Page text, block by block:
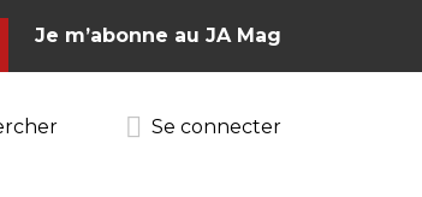
Je m’abonne au JA Mag
Se connecter